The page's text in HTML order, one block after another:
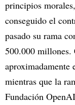
principios
conseguido el
pasado su rama
500.000 millones.
aproximadamente
mientras que la
Fundación